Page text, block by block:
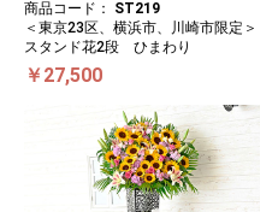
商品コード： ST219
＜東京23区、横浜市、川崎市限定＞
スタンド花2段 ひまわり
￥27,500